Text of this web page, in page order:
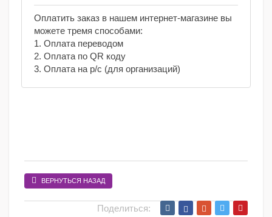
Оплатить заказ в нашем интернет-магазине вы
можете тремя способами:
1. Оплата переводом
2. Оплата по QR коду
3. Оплата на р/с (для организаций)
ВЕРНУТЬСЯ НАЗАД
Поделиться: